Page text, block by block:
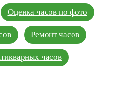
Оценка часов по фото
Ремонт часов
часов